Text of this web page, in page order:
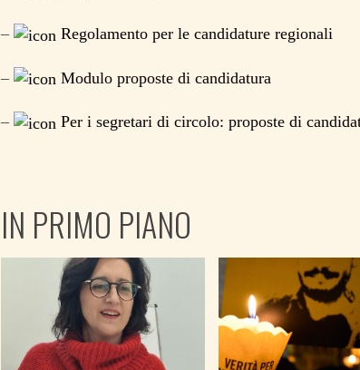
– Regolamento per le candidature regionali
– Modulo proposte di candidatura
– Per i segretari di circolo: proposte di
IN PRIMO PIANO